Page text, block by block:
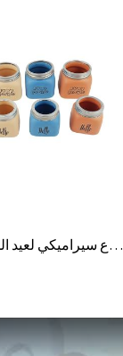
حامل شموع سيراميكي لعيد الميلاد بالجملة